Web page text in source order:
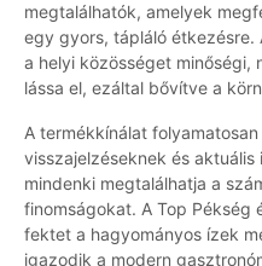
megtalálhatók, amelyek
egy gyors, tápláló
a helyi közösséget minőségi,
lássa el, ezáltal bővítve a
A termékkínálat
visszajelzéseknek és
mindenki megtalálhatja a
finomságokat. A Top Pékség
fektet a hagyományos ízek
igazodik a modern